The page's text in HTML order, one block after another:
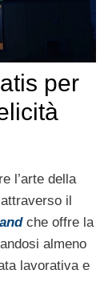
per
l’arte della
il
che offre la
almeno
lavorativa e